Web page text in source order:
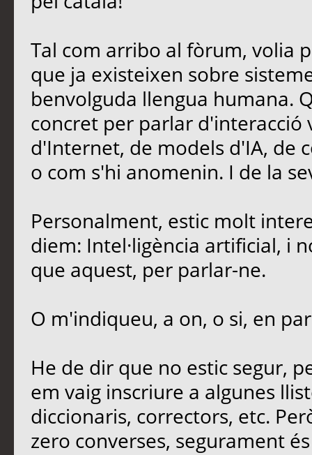
Tal com arribo al fòrum, volia
que ja existeixen sobre
benvolguda llengua humana.
concret per parlar d'interacció
d'Internet, de models d'IA, de
o com s'hi anomenin. I de la
Personalment, estic molt
diem: Intel·ligència artificial, i
que aquest, per parlar-ne.
O m'indiqueu, a on, o si, en
He de dir que no estic segur,
em vaig inscriure a algunes
diccionaris, correctors, etc.
zero converses, segurament